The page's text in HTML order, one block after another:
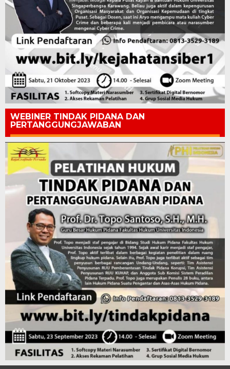
WEBINER TINDAK PIDANA DAN
PERTANGGUNGJAWABAN